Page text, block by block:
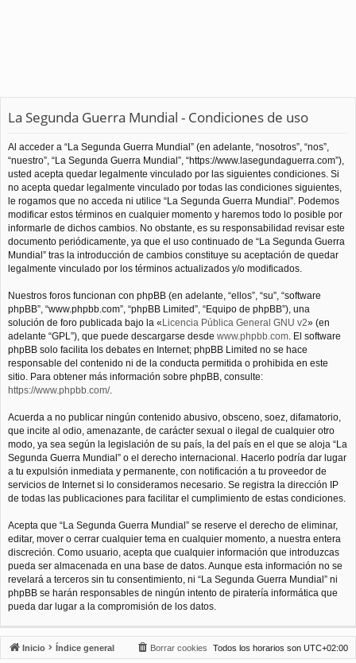
La Segunda Guerra Mundial - Condiciones de uso
Al acceder a “La Segunda Guerra Mundial” (en adelante, “nosotros”, “nos”,
“nuestro”, “La Segunda Guerra Mundial”, “https://www.lasegundaguerra.com”),
usted acepta quedar legalmente vinculado por las siguientes condiciones. Si
no acepta quedar legalmente vinculado por todas las condiciones siguientes,
le rogamos que no acceda ni utilice “La Segunda Guerra Mundial”. Podemos
modificar estos términos en cualquier momento y haremos todo lo posible por
informarle de dichos cambios. No obstante, es su responsabilidad revisar este
documento periódicamente, ya que el uso continuado de “La Segunda Guerra
Mundial” tras la introducción de cambios constituye su aceptación de quedar
legalmente vinculado por los términos actualizados y/o modificados.
Nuestros foros funcionan con phpBB (en adelante, “ellos”, “su”, “software
phpBB”, “www.phpbb.com”, “phpBB Limited”, “Equipo de phpBB”), una
solución de foro publicada bajo la «Licencia Pública General GNU v2» (en
adelante “GPL”), que puede descargarse desde www.phpbb.com. El software
phpBB solo facilita los debates en Internet; phpBB Limited no se hace
responsable del contenido ni de la conducta permitida o prohibida en este
sitio. Para obtener más información sobre phpBB, consulte:
https://www.phpbb.com/.
Acuerda a no publicar ningún contenido abusivo, obsceno, soez, difamatorio,
que incite al odio, amenazante, de carácter sexual o ilegal de cualquier otro
modo, ya sea según la legislación de su país, la del país en el que se aloja “La
Segunda Guerra Mundial” o el derecho internacional. Hacerlo podría dar lugar
a tu expulsión inmediata y permanente, con notificación a tu proveedor de
servicios de Internet si lo consideramos necesario. Se registra la dirección IP
de todas las publicaciones para facilitar el cumplimiento de estas condiciones.
Acepta que “La Segunda Guerra Mundial” se reserve el derecho de eliminar,
editar, mover o cerrar cualquier tema en cualquier momento, a nuestra entera
discreción. Como usuario, acepta que cualquier información que introduzcas
pueda ser almacenada en una base de datos. Aunque esta información no se
revelará a terceros sin tu consentimiento, ni “La Segunda Guerra Mundial” ni
phpBB se harán responsables de ningún intento de piratería informática que
pueda dar lugar a la compromisión de los datos.
Inicio Índice general Todos los horarios son UTC+02:00
Borrar cookies